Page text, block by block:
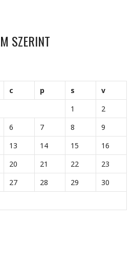
SZERINT
c p s
v
1
2
6 7 8
9
13 14 15
16
20 21 22
23
27 28 29
30